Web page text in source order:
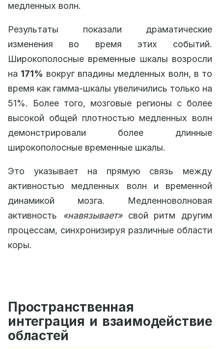
медленных волн.
Результаты показали драматические
изменения во время этих событий.
Широкополосные временные шкалы возросли
на 171% вокруг впадины медленных волн, в то
время как гамма-шкалы увеличились только на
51%. Более того, мозговые регионы с более
высокой общей плотностью медленных волн
демонстрировали более длинные
широкополосные временные шкалы.
Это указывает на прямую связь между
активностью медленных волн и временной
динамикой мозга. Медленноволновая
активность
«навязывает»свой ритм другим
процессам, синхронизируя различные области
коры.
Пространственная
интеграция и взаимодействие
областей